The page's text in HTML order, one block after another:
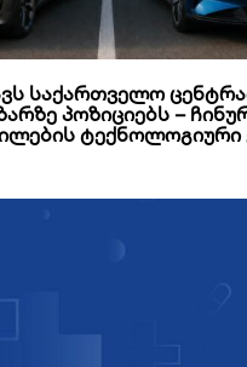
საქართველო
პოზიციებს –
ტექნოლოგიური